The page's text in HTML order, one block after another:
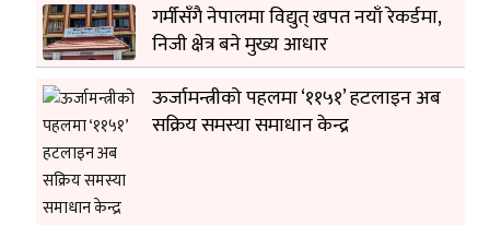
गर्मीसँगै नेपालमा विद्युत् खपत नयाँ रेकर्डमा,
निजी क्षेत्र बने मुख्य आधार
ऊर्जामन्त्रीको पहलमा ‘११५१’ हटलाइन अब
सक्रिय समस्या समाधान केन्द्र